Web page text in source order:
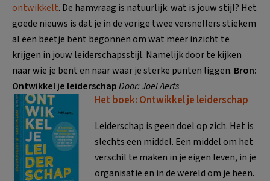
ontwikkelt. De hamvraag is natuurlijk: wat is jouw stijl? Het
goede nieuws is dat je in de vorige twee versnellers stiekem
al een beetje bent begonnen om wat meer inzicht te
krijgen in jouw leiderschapsstijl. Namelijk door te kijken
naar wie je bent en naar waar je sterke punten liggen. Bron:
Ontwikkel je leiderschapDoor: Joël Aerts
Het boek: Ontwikkel je leiderschap
Leiderschap is geen doel op zich. Het is
slechts een middel. Een middel om het
verschil te maken in je eigen leven, in je
organisatie en in de wereld om je heen.